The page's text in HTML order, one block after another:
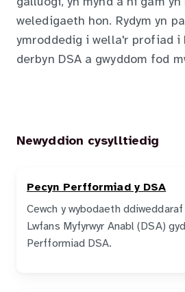
weledigaeth hon. Rydym yn
ymroddedig i wella'r profiad i
derbyn DSA a gwyddom fod
Newyddion cysylltiedig
Pecyn Perfformiad y DSA
Cewch y wybodaeth
Lwfans Myfyrwyr Anabl (DSA)
Perfformiad DSA.